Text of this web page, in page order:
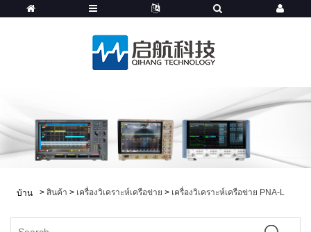
บ้าน > สินค้า > เครื่องวิเคราะห์เครือข่าย > เครื่องวิเคราะห์เครือข่าย PNA-L